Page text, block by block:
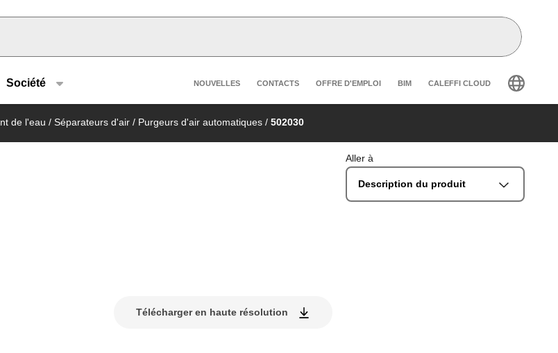
Société Header secondary navigation
NOUVELLES CONTACTS OFFRE D'EMPLOI BIM CALEFFI CLOUD
de l'eau / Séparateurs d'air / Purgeurs d'air automatiques / 502030
Aller à
Description du produit
Télécharger en haute résolution